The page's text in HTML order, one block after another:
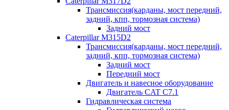
Трансмиссия(карданы, мост передний,
задний, кпп, тормозная система)
Задний мост
Caterpillar M315D2
Трансмиссия(карданы, мост передний,
задний, кпп, тормозная система)
Задний мост
Передний мост
Двигатель и навесное оборудование
Двигатель CAT C7.1
Гидравлическая система